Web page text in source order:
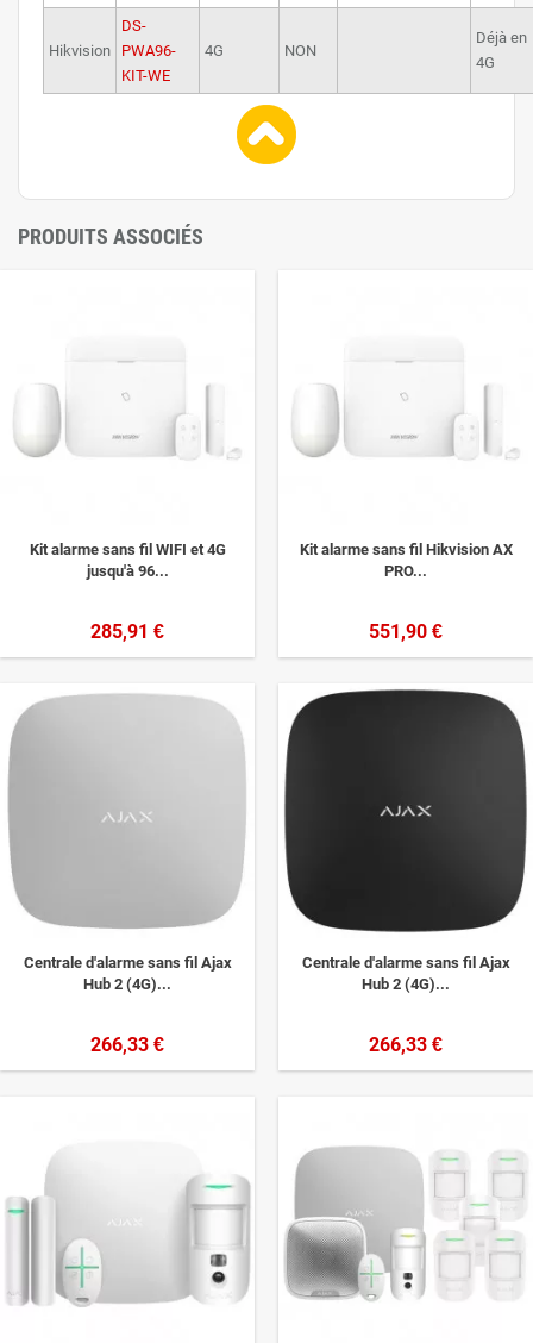
Hikvision
DS-
PWA96-
KIT-WE
4G NON
Déjà en
4G
PRODUITS ASSOCIÉS
Kit alarme sans fil WIFI et 4G
jusqu'à 96...
285,91 €
Kit alarme sans fil Hikvision AX
PRO...
551,90 €
Centrale d'alarme sans fil Ajax
Hub 2 (4G)...
266,33 €
Centrale d'alarme sans fil Ajax
Hub 2 (4G)...
266,33 €